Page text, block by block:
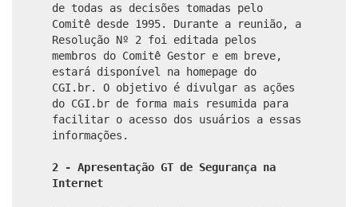
de todas as decisões tomadas pelo
Comitê desde 1995. Durante a reunião, a
Resolução Nº 2 foi editada pelos
membros do Comitê Gestor e em breve,
estará disponível na homepage do
CGI.br. O objetivo é divulgar as ações
do CGI.br de forma mais resumida para
facilitar o acesso dos usuários a essas
informações.
2 - Apresentação GT de Segurança na
Internet